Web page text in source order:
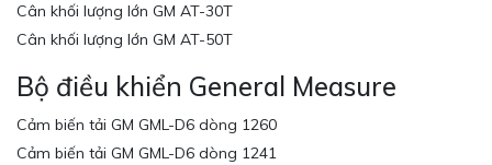
Cân khối lượng lớn GM AT-30T
Cân khối lượng lớn GM AT-50T
Bộ điều khiển General Measure
Cảm biến tải GM GML-D6 dòng 1260
Cảm biến tải GM GML-D6 dòng 1241